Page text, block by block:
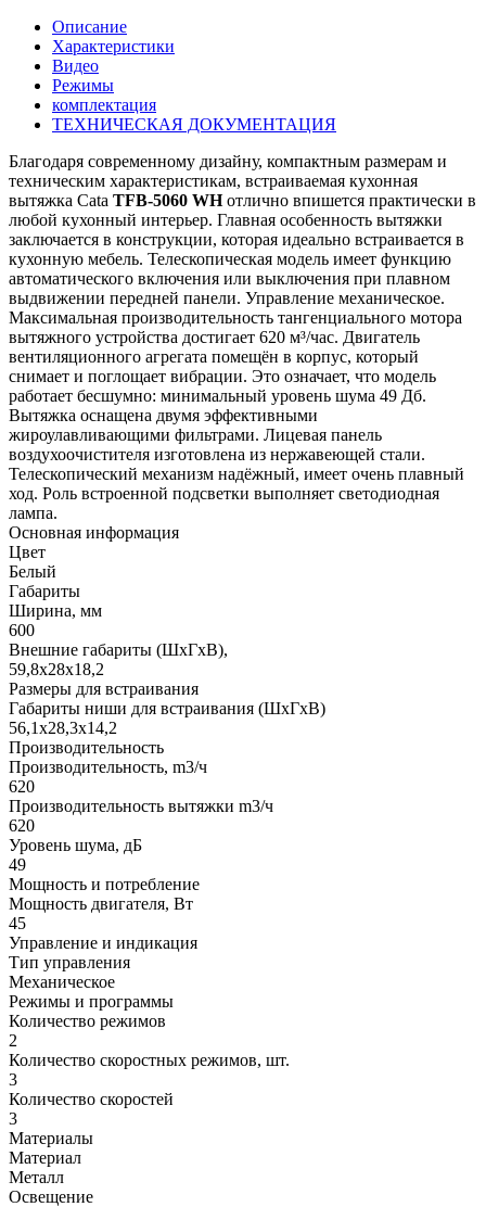
Описание
Характеристики
Видео
Режимы
комплектация
ТЕХНИЧЕСКАЯ ДОКУМЕНТАЦИЯ
Благодаря современному дизайну, компактным размерам и
техническим характеристикам, встраиваемая кухонная
вытяжка Cata TFB-5060 WHотлично впишется практически в
любой кухонный интерьер. Главная особенность вытяжки
заключается в конструкции, которая идеально встраивается в
кухонную мебель. Телескопическая модель имеет функцию
автоматического включения или выключения при плавном
выдвижении передней панели. Управление механическое.
Максимальная производительность тангенциального мотора
вытяжного устройства достигает 620 м³/час. Двигатель
вентиляционного агрегата помещён в корпус, который
снимает и поглощает вибрации. Это означает, что модель
работает бесшумно: минимальный уровень шума 49 Дб.
Вытяжка оснащена двумя эффективными
жироулавливающими фильтрами. Лицевая панель
воздухоочистителя изготовлена из нержавеющей стали.
Телескопический механизм надёжный, имеет очень плавный
ход. Роль встроенной подсветки выполняет светодиодная
лампа.
Основная информация
Цвет
Белый
Габариты
Ширина, мм
600
Внешние габариты (ШхГхВ),
59,8х28х18,2
Размеры для встраивания
Габариты ниши для встраивания (ШхГхВ)
56,1х28,3х14,2
Производительность
Производительность, m3/ч
620
Производительность вытяжки m3/ч
620
Уровень шума, дБ
49
Мощность и потребление
Мощность двигателя, Вт
45
Управление и индикация
Тип управления
Механическое
Режимы и программы
Количество режимов
2
Количество скоростных режимов, шт.
3
Количество скоростей
3
Материалы
Материал
Металл
Освещение